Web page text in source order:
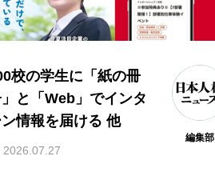
校の学生に「紙の冊
と「Web」でインタ
情報を届ける 他
編集部
2026.07.27